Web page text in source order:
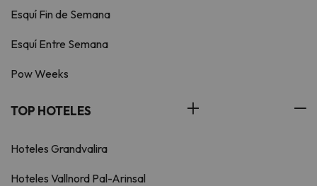
Esquí Fin de Semana
Esquí Entre Semana
Pow Weeks
TOP HOTELES
Hoteles Grandvalira
Hoteles Vallnord Pal-Arinsal